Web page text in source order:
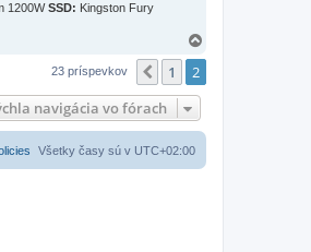
1200WSSD: Kingston Fury
e
23 príspevkov Predchádzajúci
1 2
navigácia vo fórach
Všetky časy sú v UTC+02:00